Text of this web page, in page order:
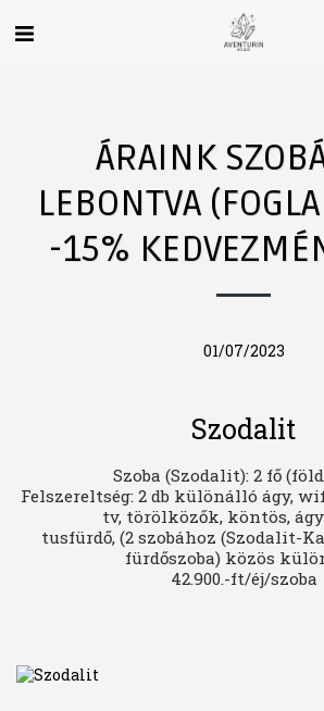
ÁRAINK
LEBONTVA
-15%
01/07/2023
Szodalit
Szoba (Szodalit): 2 fő
Felszereltség: 2 db különálló ágy,
tv, törölközők, köntös,
tusfürdő, (2 szobához (Szodalit-
fürdőszoba) közös
42.900.-ft/éj/szoba